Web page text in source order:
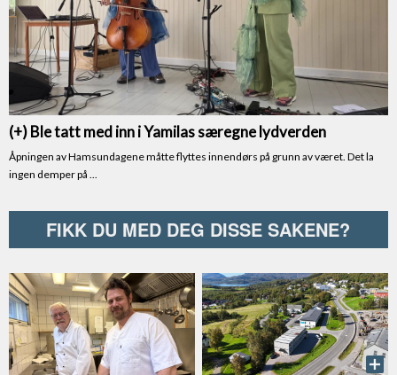
FIKK DU MED DEG DISSE SAKENE?